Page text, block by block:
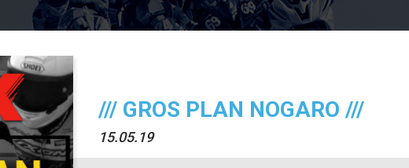
/// GROS PLAN NOGARO ///
15.05.19